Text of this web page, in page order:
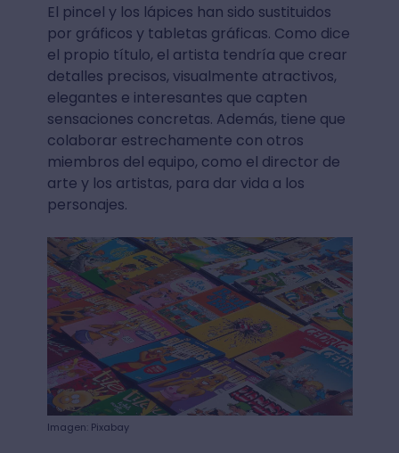
El pincel y los lápices han sido sustituidos
por gráficos y tabletas gráficas. Como dice
el propio título, el artista tendría que crear
detalles precisos, visualmente atractivos,
elegantes e interesantes que capten
sensaciones concretas. Además, tiene que
colaborar estrechamente con otros
miembros del equipo, como el director de
arte y los artistas, para dar vida a los
personajes.
Imagen: Pixabay